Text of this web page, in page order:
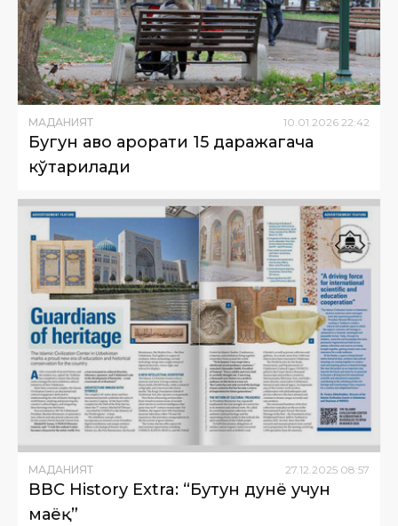
МАДАНИЯТ 10 01 2026 22:42
Бугун ҳаво ҳарорати 15 даражагача
кўтарилади
МАДАНИЯТ 27.12.2025 08:57
BBC History Extra: “Бутун дунё учун
маёқ”